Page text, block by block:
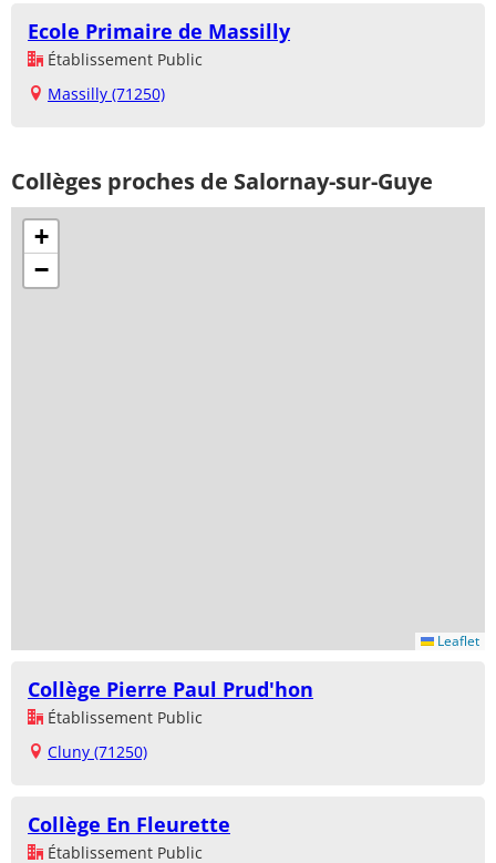
Ecole Primaire de Massilly
Établissement Public
Massilly (71250)
Collèges proches de Salornay-sur-Guye
+
−
Leaflet
Collège Pierre Paul Prud'hon
Établissement Public
Cluny (71250)
Collège En Fleurette
Établissement Public